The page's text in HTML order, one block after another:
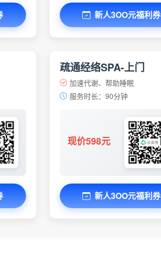
新人3OO元福利券
疏通经络SPA-上门
加速代谢、帮助睡眠
服务时长：90分钟
现价598元
新人3OO元福利券